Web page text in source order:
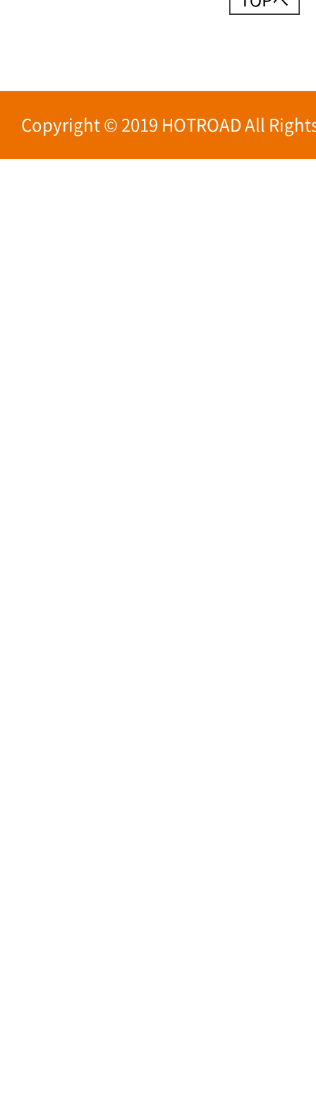
Copyright © 2019 HOTROAD All